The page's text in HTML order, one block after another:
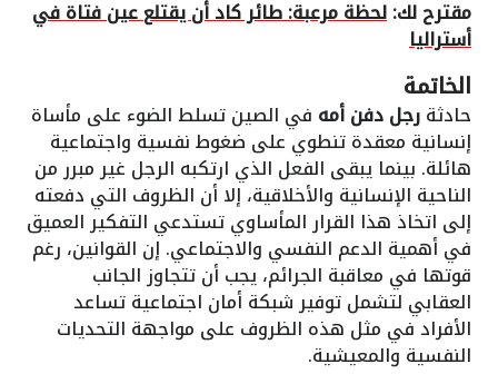
مقترح لك:لحظة مرعبة: طائر كاد أن يقتلع عين فتاة في
أستراليا
الخاتمة
حادثةرجل دفن أمه في الصين تسلط الضوء على مأساة
إنسانية معقدة تنطوي على ضغوط نفسية واجتماعية
هائلة. بينما يبقى الفعل الذي ارتكبه الرجل غير مبرر من
الناحية الإنسانية والأخلاقية، إلا أن الظروف التي دفعته
إلى اتخاذ هذا القرار المأساوي تستدعي التفكير العميق
في أهمية الدعم النفسي والاجتماعي. إن القوانين، رغم
قوتها في معاقبة الجرائم، يجب أن تتجاوز الجانب
العقابي لتشمل توفير شبكة أمان اجتماعية تساعد
الأفراد في مثل هذه الظروف على مواجهة التحديات
النفسية والمعيشية.